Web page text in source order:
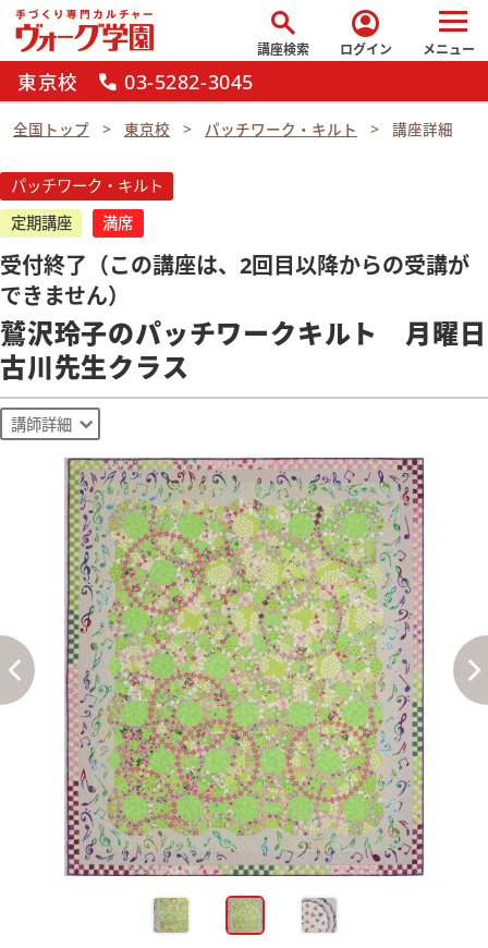
search
講座検索
account_circle
ログイン メニュー
東京校 call 03-5282-3045
全国トップ 東京校 パッチワーク・キルト 講座詳細
パッチワーク・キルト
定期講座
満席
受付終了（この講座は、2回目以降からの受講が
できません）
鷲沢玲子のパッチワークキルト 月曜日
古川先生クラス
講師詳細